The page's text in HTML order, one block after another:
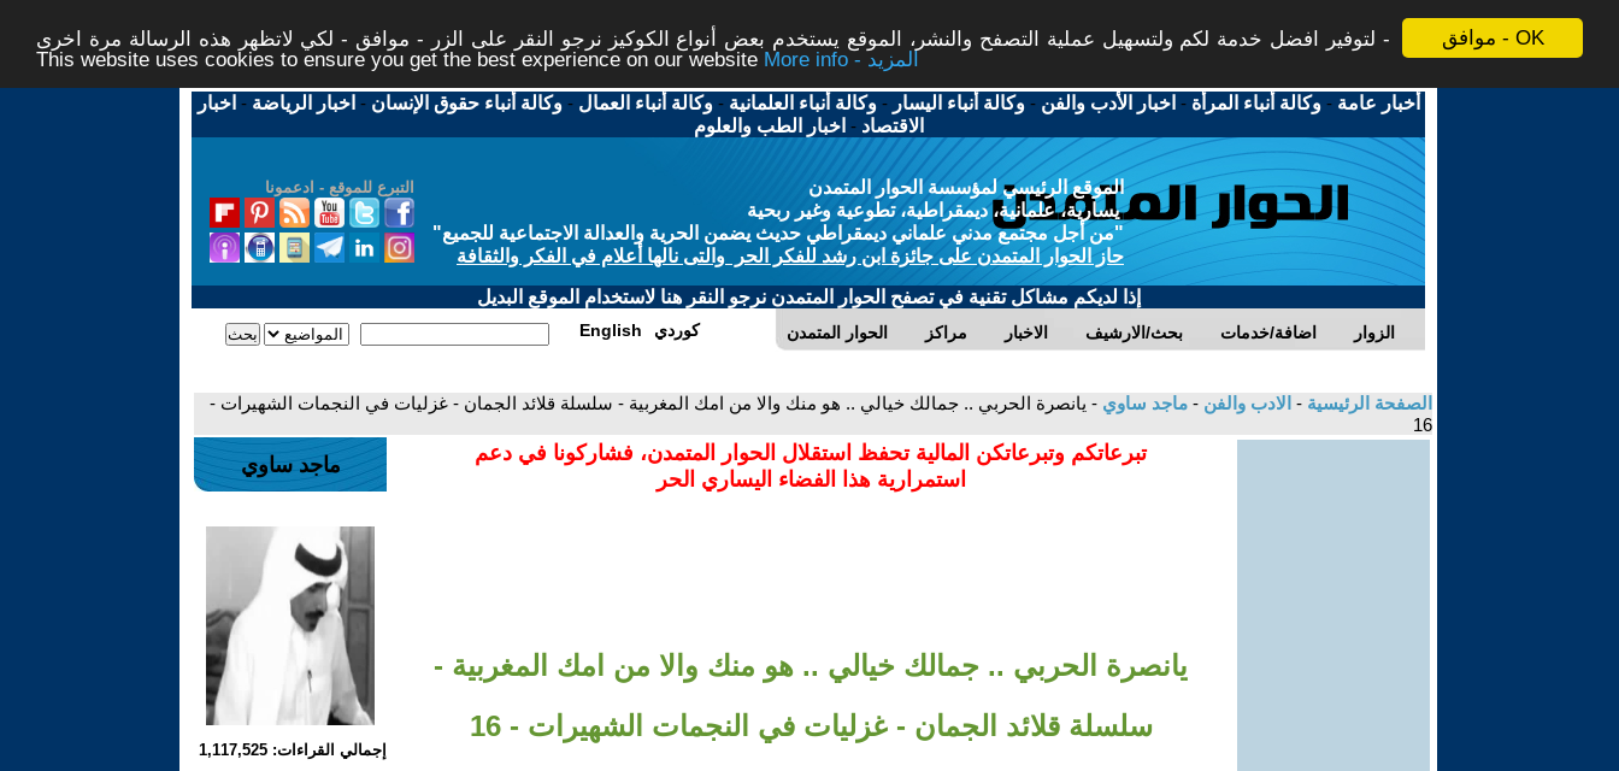
موافق - OK
لتوفير افضل خدمة لكم ولتسهيل عملية التصفح والنشر، الموقع يستخدم بعض أنواع الكوكيز نرجو النقر على الزر - موافق - لكي لاتظهر هذه الرسالة مرة اخرى -
This website uses cookies to ensure you get the best experience on our website
More info - المزيد
أخبار عامة -وكالة أنباء المرأة - اخبار الأدب والفن -وكالة أنباء اليسار -وكالة أنباء العلمانية -وكالة أنباء العمال -وكالة أنباء حقوق الإنسان - اخبار الرياضة - اخبار
الاقتصاد - اخبار الطب والعلوم
التبرع للموقع - ادعمونا
الموقع الرئيسي لمؤسسة الحوار المتمدن
يسارية، علمانية، ديمقراطية، تطوعية وغير ربحية
"من أجل مجتمع مدني علماني ديمقراطي حديث يضمن الحرية والعدالة الاجتماعية للجميع"
حاز الحوار المتمدن على جائزة ابن رشد للفكر الحر والتى نالها أعلام في الفكر والثقافة
إذا لديكم مشاكل تقنية في تصفح الحوار المتمدن نرجو النقر هنا لاستخدام الموقع البديل
الحوار المتمدن مراكز الاخبار بحث/الارشيف اضافة/خدمات الزوار English كوردي
الصفحة الرئيسية - الادب والفن - ماجد ساوي - يانصرة الحربي .. جمالك خيالي .. هو منك والا من امك المغربية - سلسلة قلائد الجمان - غزليات في النجمات الشهيرات -
16
تبرعاتكم وتبرعاتكن المالية تحفظ استقلال الحوار المتمدن، فشاركونا في دعم
استمرارية هذا الفضاء اليساري الحر
يانصرة الحربي .. جمالك خيالي .. هو منك والا من امك المغربية -
سلسلة قلائد الجمان - غزليات في النجمات الشهيرات - 16
ماجد ساوي
إجمالي القراءات: 1,117,525